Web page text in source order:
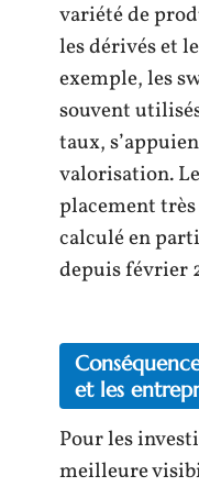
variété de
les dérivés et
exemple, les
souvent
taux,
valorisation.
placement
calculé en
depuis février
et les
Pour les
meilleure